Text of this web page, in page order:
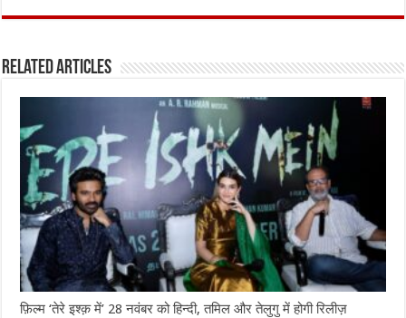
ce
o
o
k
it
r
at
A
p
p
ai ar
Related Articles
फ़िल्म ‘तेरे इश्क़ में’ 28 नवंबर को हिन्दी, तमिल और तेलुगु में होगी रिलीज़